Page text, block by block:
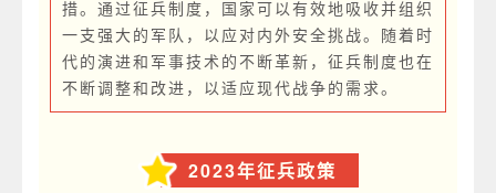
措。通过征兵制度，国家可以有效地吸收并组织
一支强大的军队，以应对内外安全挑战。随着时
代的演进和军事技术的不断革新，征兵制度也在
不断调整和改进，以适应现代战争的需求。
2023年征兵政策